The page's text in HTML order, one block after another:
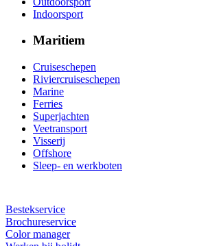
Indoorsport
Maritiem
Cruiseschepen
Riviercruiseschepen
Marine
Ferries
Superjachten
Veetransport
Visserij
Offshore
Sleep- en werkboten
Bestekservice
Brochureservice
Color manager